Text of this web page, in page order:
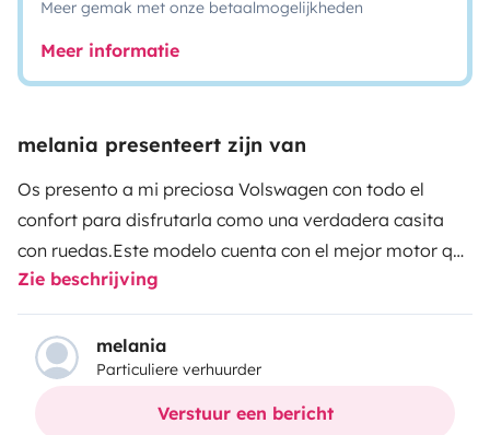
Meer gemak met onze betaalmogelijkheden
Meer informatie
melania presenteert zijn van
Os presento a mi preciosa Volswagen con todo el
confort para disfrutarla como una verdadera casita
con ruedas.Este modelo cuenta con el mejor motor que
Volswagen ha creado nunca y la cuidamos como un
bebé.*3 plazas para dormir (cama de
matrimonio+cama individual supletoria).
agua caliente*Cocina con 2 fuegos (chispeo
*Tanque de agua de 80 litros *Baño
Zie beschrijving
melania
Particuliere verhuurder
Verstuur een bericht